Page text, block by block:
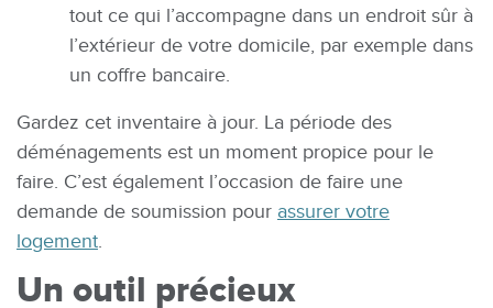
tout ce qui l’accompagne dans un endroit sûr à
l’extérieur de votre domicile, par exemple dans
un coffre bancaire.
Gardez cet inventaire à jour. La période des
déménagements est un moment propice pour le
faire. C’est également l’occasion de faire une
demande de soumission pour assurer votre
logement.
Un outil précieux